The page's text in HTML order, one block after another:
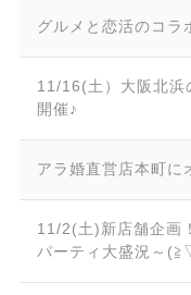
グルメと恋活のコラ
11/16(土）大阪北浜
開催♪
アラ婚直営店本町に
11/2(土)新店舗企画
パーティ大盛況～